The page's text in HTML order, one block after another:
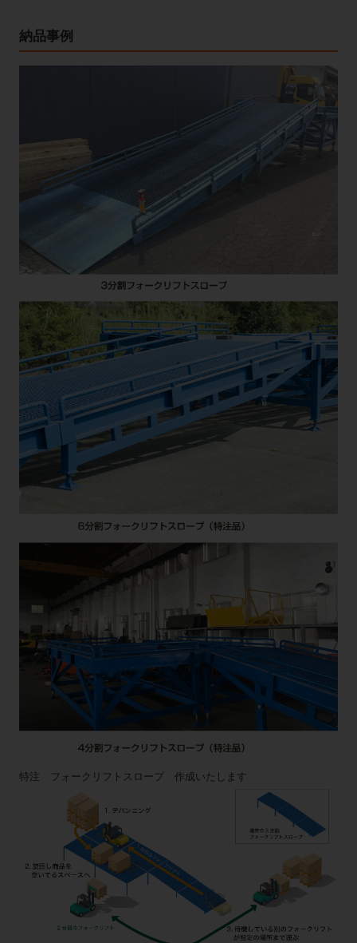
納品事例
特注 フォークリフトスロープ 作成いたします